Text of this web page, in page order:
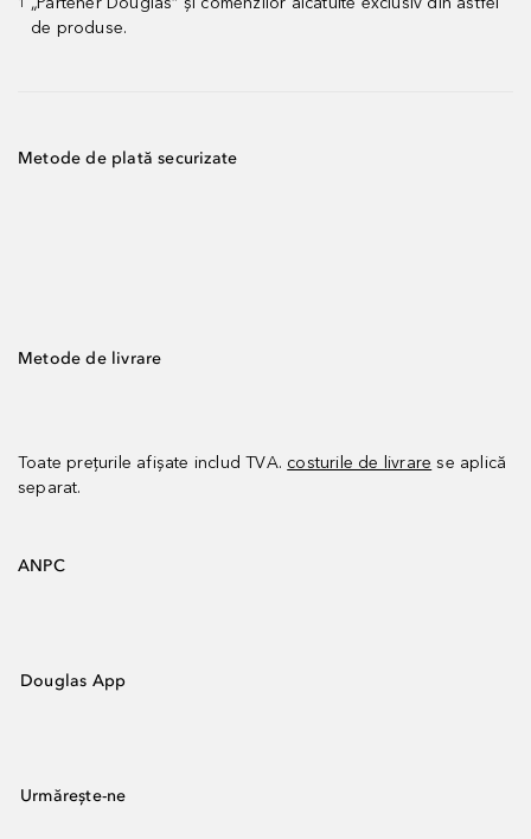
de produse.
Metode de plată securizate
Metode de livrare
Toate prețurile afișate includ TVA. costurile de livrare se aplică
separat.
ANPC
Douglas App
Urmărește-ne